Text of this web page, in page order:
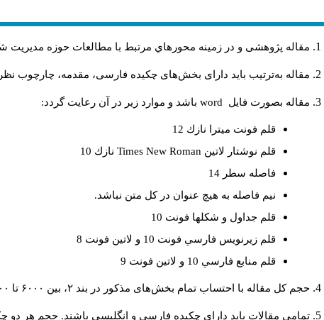
مقاله پژوهشی و در زمینه محورهاي مرتبط با مطالعات حوزه
مقاله به‌ترتیب باید دارای بخش‌های چکیده فارسی، مقدمه، چارچوب
مقاله بصورت فايل word باشد و موارد زير در آن رعايت گردد:
قلم فونت ميترا نازك 12
قلم نوشتار لاتين Times New Roman نازك 10
فاصله سطر 14
نيم فاصله به هيچ عنوان در كل متن نباشد.
قلم جداول و شكلها فونت 10
قلم زيرنويس فارسي فونت 10 و لاتين فونت 8
قلم منابع فارسي 10 و لاتين فونت 9
حجم کل مقاله با احتساب تمام بخش‌های مذکور در بند ۲، بین ۶۰۰۰ تا ۸۰۰۰کلمه باشد.
تمامی مقالات باید دارای چکیده فارسی و انگلیسی باشند. حجم هر دو چکیده کمتر از ۲۰۰ و بیشتر